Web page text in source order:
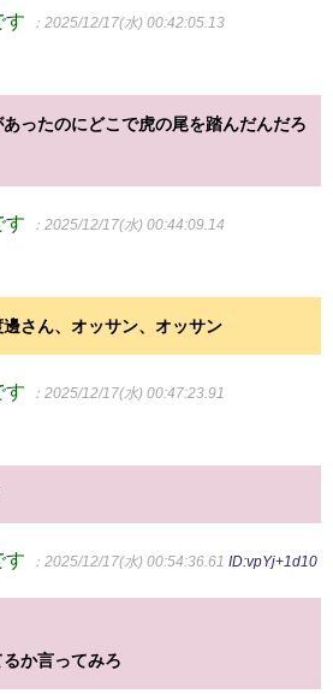
す ：2025/12/17(水) 00:42:05.13
ったのにどこで虎の尾を踏んだんだろ
す ：2025/12/17(水) 00:44:09.14
さん、オッサン、オッサン
す ：2025/12/17(水) 00:47:23.91
す ：2025/12/17(水) 00:54:36.61 ID:vpYj+1d10
か言ってみろ